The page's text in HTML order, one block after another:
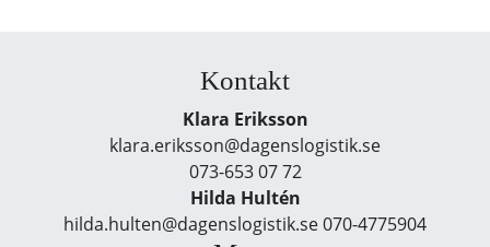
Kontakt
Klara Eriksson
klara.eriksson@dagenslogistik.se
073-653 07 72
Hilda Hultén
hilda.hulten@dagenslogistik.se 070-4775904